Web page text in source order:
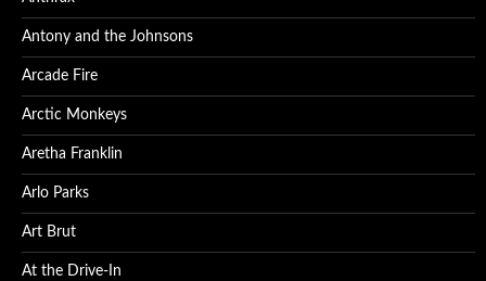
Antony and the Johnsons
Arcade Fire
Arctic Monkeys
Aretha Franklin
Arlo Parks
Art Brut
At the Drive-In